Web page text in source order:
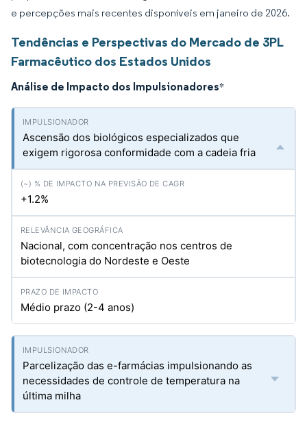
e percepções mais recentes disponíveis em janeiro de 2026.
Tendências e Perspectivas do Mercado de 3PL
Farmacêutico dos Estados Unidos
Análise de Impacto dos Impulsionadores*
Ascensão dos biológicos especializados que
exigem rigorosa conformidade com a cadeia fria
+1.2%
Nacional, com concentração nos centros de
biotecnologia do Nordeste e Oeste
Médio prazo (2-4 anos)
Parcelização das e-farmácias impulsionando as
necessidades de controle de temperatura na
última milha